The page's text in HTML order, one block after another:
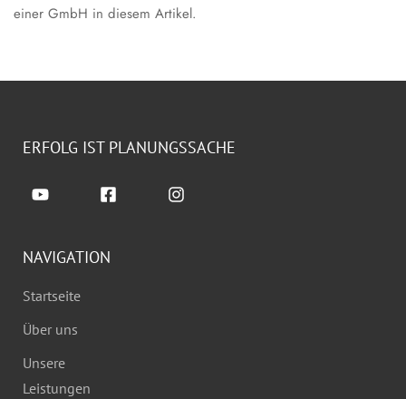
einer GmbH in diesem Artikel.
ERFOLG IST PLANUNGSSACHE
NAVIGATION
Startseite
Über uns
Unsere
Leistungen